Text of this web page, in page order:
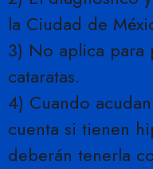
la Ciudad de
3) No aplica para
cataratas.
4) Cuando
cuenta si tienen
deberán tenerla